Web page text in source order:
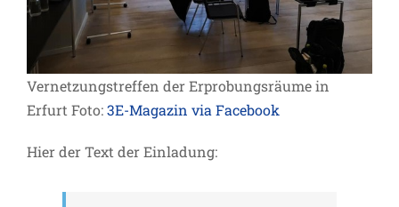
Vernetzungstreffen der Erprobungsräume in
Erfurt Foto:3E-Magazin via Facebook
Hier der Text der Einladung: